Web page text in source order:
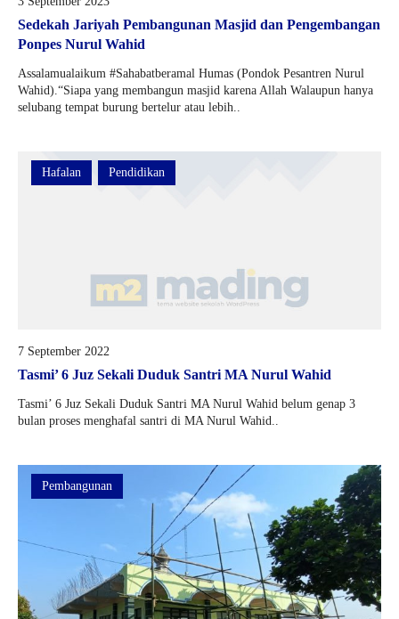
2D
Sedekah Jariyah Pembangunan Masjid dan Pengembangan
Ponpes Nurul Wahid
Assalamualaikum #Sahabatberamal Humas (Pondok Pesantren Nurul
Wahid).“Siapa yang membangun masjid karena Allah Walaupun hanya
selubang tempat burung bertelur atau lebih..
Hafalan Pendidikan
7 September 2022
Tasmi’ 6 Juz Sekali Duduk Santri MA Nurul Wahid
Tasmi’ 6 Juz Sekali Duduk Santri MA Nurul Wahid belum genap 3
bulan proses menghafal santri di MA Nurul Wahid..
Pembangunan